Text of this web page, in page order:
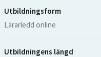
Utbildningsform
Lärarledd online
Utbildningens längd